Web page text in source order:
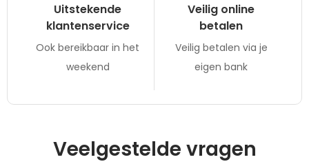
Uitstekende
klantenservice
Ook bereikbaar in het
weekend
Veilig online
betalen
Veilig betalen via je
eigen bank
Veelgestelde vragen